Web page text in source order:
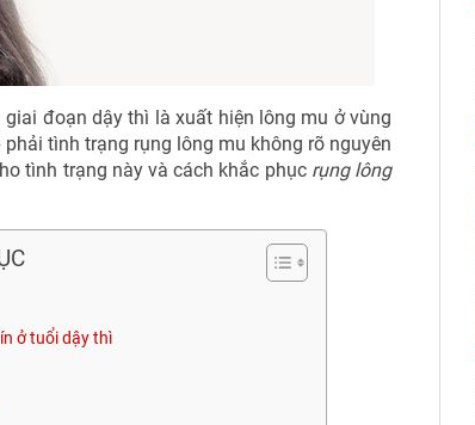
đoạn dậy thì là xuất hiện lông mu ở vùng
tình trạng rụng lông mu không rõ nguyên
tình trạng này và cách khắc phục rụng lông
ở tuổi dậy thì